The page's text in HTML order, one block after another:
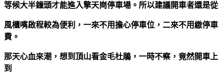
等候大半鐘頭才能進入擎天崗停車場。所以建議開車者還是從
風櫃嘴啟程較為便利，一來不用擔心停車位，二來不用繳停車
費。
那天心血來潮，想到頂山看金毛杜鵑，一時不察，竟然開車上
到